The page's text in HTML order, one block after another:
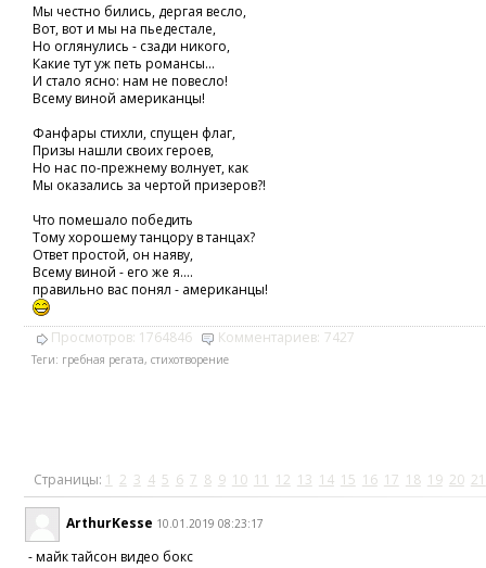
Мы честно бились, дергая весло,
Вот, вот и мы на пьедестале,
Но оглянулись - сзади никого,
Какие тут уж петь романсы...
И стало ясно: нам не повесло!
Всему виной американцы!
Фанфары стихли, спущен флаг,
Призы нашли своих героев,
Но нас по-прежнему волнует, как
Мы оказались за чертой призеров?!
Что помешало победить
Тому хорошему танцору в танцах?
Ответ простой, он наяву,
Всему виной - его же я....
правильно вас понял - американцы!
Просмотров: 1764846 Комментариев: 7427
Теги: гребная регата, стихотворение
Страницы: 1 2 3 4 5 6 7 8 9 10 11 12 13 14 15 16 17 18 19 20 21
ArthurKesse 10.01.2019 08:23:17
- майк тайсон видео бокс